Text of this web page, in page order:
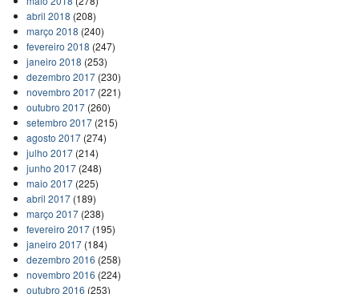
abril 2018 (208)
março 2018 (240)
fevereiro 2018 (247)
janeiro 2018 (253)
dezembro 2017(230)
novembro 2017(221)
outubro 2017(260)
setembro 2017(215)
agosto 2017(274)
julho 2017(214)
junho 2017(248)
maio 2017(225)
abril 2017(189)
março 2017(238)
fevereiro 2017(195)
janeiro 2017(184)
dezembro 2016 (258)
novembro 2016 (224)
outubro 2016 (253)